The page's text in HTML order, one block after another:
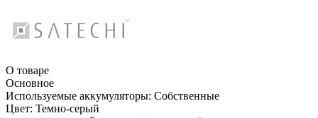
О товаре
Основное
Используемые аккумуляторы: Собственные
Цвет: Темно-серый